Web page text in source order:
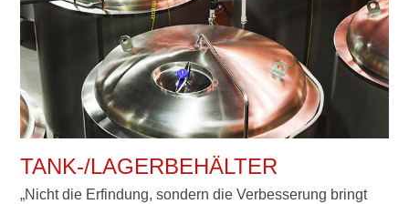
TANK-/LAGERBEHÄLTER
„Nicht die Erfindung, sondern die Verbesserung bringt